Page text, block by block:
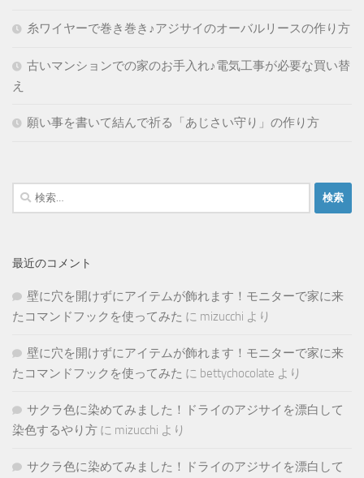
糸ワイヤーで巻き巻き♪アジサイのオーバルリースの作り方
古いマンションでの家のお手入れ♪電気工事が必要な買い替
え
願い事を書いて結んで祈る「あじさい守り」の作り方
検
索:
最近のコメント
壁に穴を開けずにアイテムが飾れます！モニターで家に来
たコマンドフックを使ってみた に mizucchi より
壁に穴を開けずにアイテムが飾れます！モニターで家に来
たコマンドフックを使ってみた に bettychocolate より
サクラ色に染めてみました！ドライのアジサイを漂白して
染色するやり方 に mizucchi より
サクラ色に染めてみました！ドライのアジサイを漂白して